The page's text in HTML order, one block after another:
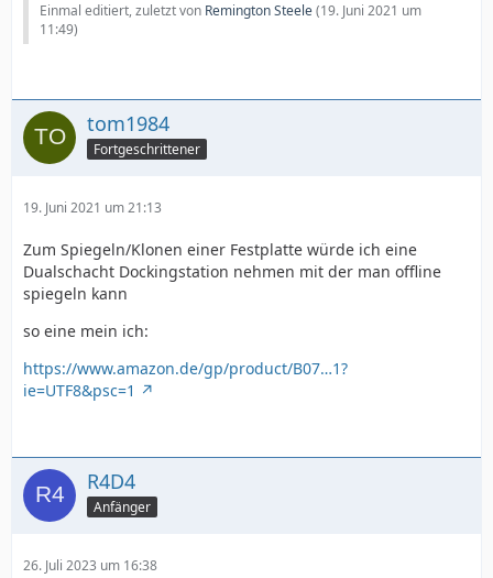
Einmal editiert, zuletzt von Remington Steele(19. Juni 2021 um
11:49)
tom1984
Fortgeschrittener
19. Juni 2021 um 21:13
Zum Spiegeln/Klonen einer Festplatte würde ich eine
Dualschacht Dockingstation nehmen mit der man offline
spiegeln kann
so eine mein ich:
https://www.amazon.de/gp/product/B07…1?
ie=UTF8&psc=1
R4D4
Anfänger
26. Juli 2023 um 16:38